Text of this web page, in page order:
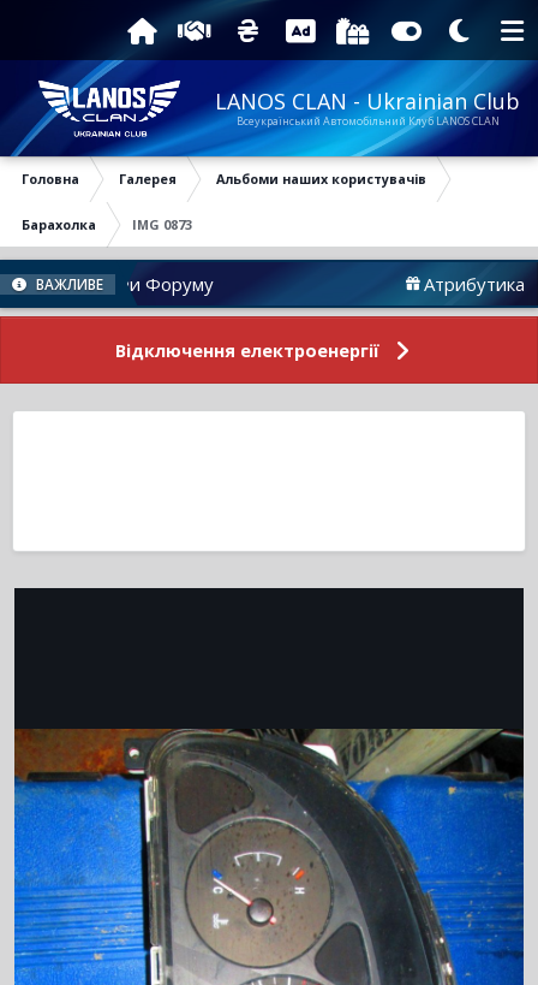
LANOS CLAN - Ukrainian Club
Всеукраїнський Автомобільний Клуб LANOS CLAN
Головна Галерея Альбоми наших користувачів
Барахолка IMG 0873
ВАЖЛИВЕ
Новини Форуму Атрибутика
Відключення електроенергії